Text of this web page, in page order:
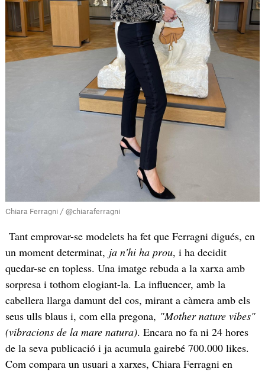
Chiara Ferragni / @chiaraferragni
Tant emprovar-se modelets ha fet que Ferragni digués, en
un moment determinat, ja n'hi ha prou, i ha decidit
quedar-se en topless. Una imatge rebuda a la xarxa amb
sorpresa i tothom elogiant-la. La influencer, amb la
cabellera llarga damunt del cos, mirant a càmera amb els
seus ulls blaus i, com ella pregona, "Mother nature vibes"
(vibracions de la mare natura). Encara no fa ni 24 hores
de la seva publicació i ja acumula gairebé 700.000 likes.
Com compara un usuari a xarxes, Chiara Ferragni en